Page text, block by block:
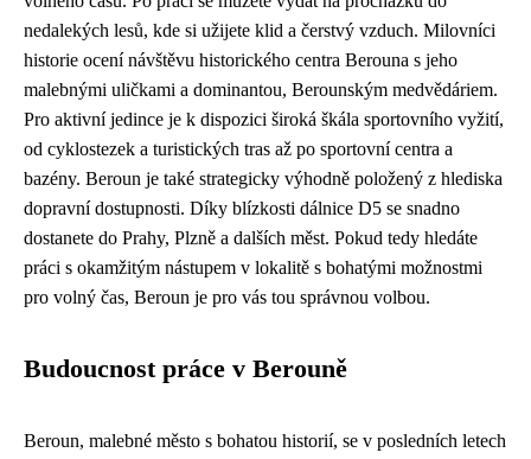
nedalekých lesů, kde si užijete klid a čerstvý vzduch. Milovníci
historie ocení návštěvu historického centra Berouna s jeho
malebnými uličkami a dominantou, Berounským medvědáriem.
Pro aktivní jedince je k dispozici široká škála sportovního vyžití,
od cyklostezek a turistických tras až po sportovní centra a
bazény. Beroun je také strategicky výhodně položený z hlediska
dopravní dostupnosti. Díky blízkosti dálnice D5 se snadno
dostanete do Prahy, Plzně a dalších měst. Pokud tedy hledáte
práci s okamžitým nástupem v lokalitě s bohatými možnostmi
pro volný čas, Beroun je pro vás tou správnou volbou.
Budoucnost práce v Berouně
Beroun, malebné město s bohatou historií, se v posledních letech